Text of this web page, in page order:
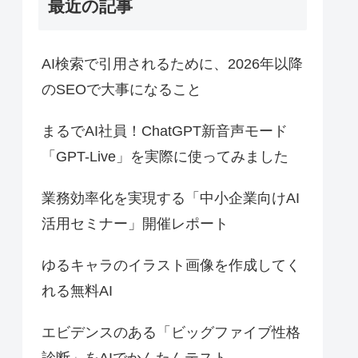
最近の記事
AI検索で引用されるために、2026年以降
のSEOで大事になること
まるでAI社員！ChatGPT新音声モード
「GPT-Live」を実際に使ってみました
業務効率化を実現する「中小企業向けAI
活用セミナー」開催レポート
ゆるキャラのイラスト画像を作成してく
れる無料AI
エビデンスのある「ビッグファイブ性格